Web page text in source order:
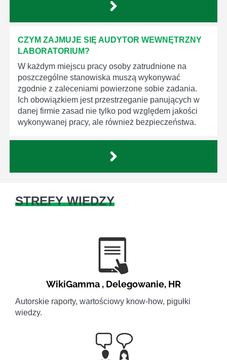
CZYM ZAJMUJE SIĘ AUDYTOR WEWNĘTRZNY
LABORATORIUM?
W każdym miejscu pracy osoby zatrudnione na
poszczególne stanowiska muszą wykonywać
zgodnie z zaleceniami powierzone sobie zadania.
Ich obowiązkiem jest przestrzeganie panujących w
danej firmie zasad nie tylko pod względem jakości
wykonywanej pracy, ale również bezpieczeństwa.
STREFY WIEDZY
WikiGamma , Delegowanie, HR
Autorskie raporty, wartościowy know-how, pigułki
wiedzy.